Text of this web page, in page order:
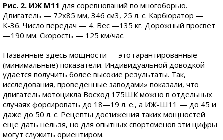
Рис. 2. ИЖ М11 для соревнований по многоборью.
Двигатель — 72x85 мм, 346 см3, 25 л. с. Карбюратор —
К-36. Число передач — 4. Вес —135 кг. Дорожный просвет
—190 мм. Скорость — 125 км/час.
Названные здесь мощности — это гарантированные
(минимальные) показатели. Индивидуальной доводкой
удается получить более высокие результаты. Так,
исследования, проведенные заводами» показали, что
двигатель мотоцикла Восход 175ШК можно в отдельных
случаях форсировать до 18—19 л. е., а ИЖ-Ш11 — до 45 и
даже до 50 л. с. Рецепты достижения таких мощностей
еще дать нельзя, но для опытных спортсменов эти цифры
могут служить ориентиром.